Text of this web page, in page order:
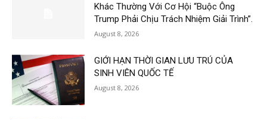
Khác Thường Với Cơ Hội “Buộc Ông
Trump Phải Chịu Trách Nhiệm Giải Trình”.
August 8, 2026
GIỚI HẠN THỜI GIAN LƯU TRÚ CỦA
SINH VIÊN QUỐC TẾ
August 8, 2026